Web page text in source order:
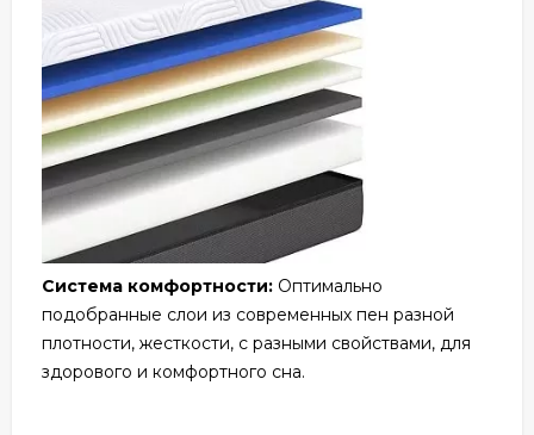
Система комфортности: Оптимально
подобранные слои из современных пен разной
плотности, жесткости, с разными свойствами, для
здорового и комфортного сна.